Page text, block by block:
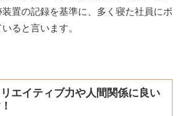
置の記録を基準に、多く寝た社員にボ
ると言います。
エイティブ力や人間関係に良い